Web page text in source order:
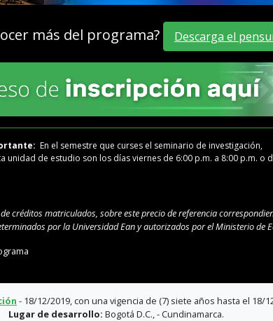
más del programa? Descarga el
En el semestre que curses el seminario de investigación,
unidad de estudio son los días viernes de 6:00 p.m. a 8:00 p.m. o
créditos matriculados, sobre este precio de referencia
por la Universidad Ean y autorizados por el Ministerio de
- 18/12/2019, con una vigencia de (7) siete años hasta el 18/
Lugar de desarrollo: Bogotá D.C., - Cundinamarca.